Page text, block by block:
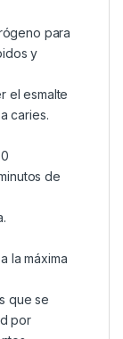
para
y
el esmalte
caries.
de
la máxima
que se
por